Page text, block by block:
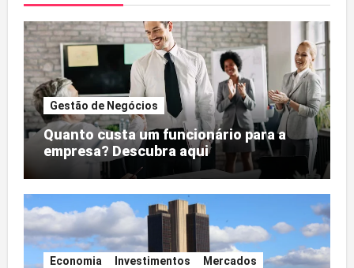
Gestão de Negócios
Quanto custa um funcionário para a
empresa? Descubra aqui
Economia Investimentos
Mercados